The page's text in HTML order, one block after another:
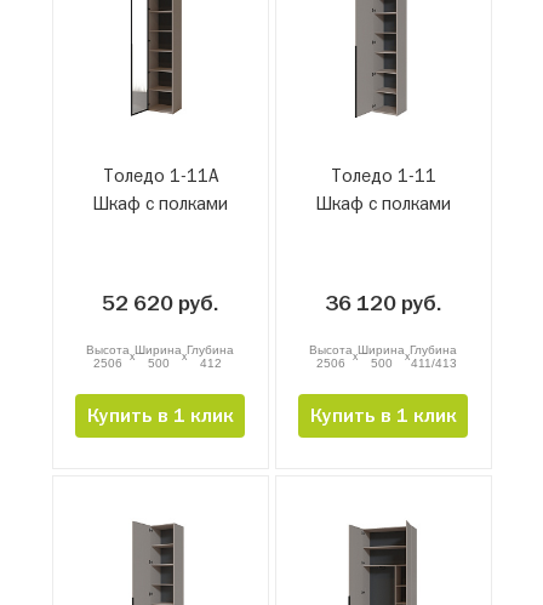
Толедо 1-11А
Шкаф с полками
52 620 руб.
Высота
2506
xШирина
500
xГлубина
412
Купить в 1 клик
Толедо 1-11
Шкаф с полками
36 120 руб.
Высота
2506
xШирина
500
xГлубина
411/413
Купить в 1 клик